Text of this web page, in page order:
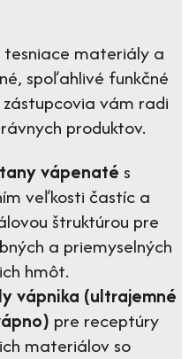
materiály a
spoľahlivé funkčné
vám radi
produktov.
vápenaté s
veľkosti častíc a
štruktúrou pre
a priemyselných
hmôt.
vápnika (ultrajemné
pre receptúry
materiálov so